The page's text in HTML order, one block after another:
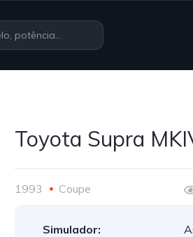
Toyota Supra
1993 Coupe
Simulador: